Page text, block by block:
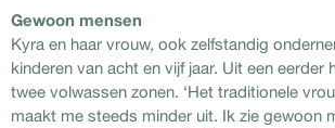
Gewoon mensen
Kyra en haar vrouw, ook zelfstandig
kinderen van acht en vijf jaar. Uit een eerder
twee volwassen zonen. ‘Het traditionele
maakt me steeds minder uit. Ik zie gewoon